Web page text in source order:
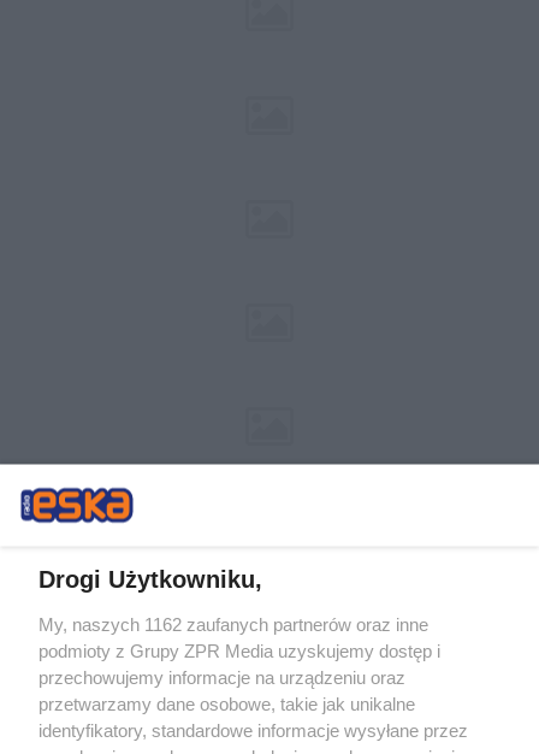
Żaden utwór zamieszczony w serwisie nie może być powielany i
rozpowszechniany lub dalej rozpowszechniany w jakikolwiek sposób (w
tym także elektroniczny lub mechaniczny) na jakimkolwiek polu
eksploatacji w jakiejkolwiek formie, włącznie z umieszczaniem w Internecie
bez pisemnej zgody właściciela praw. Jakiekolwiek użycie lub
wykorzystanie utworów w całości lub w części z naruszeniem prawa, tzn.
bez właściwej zgody, jest zabronione pod groźbą kary i może być ścigane
Drogi Użytkowniku,
My, naszych 1162 zaufanych partnerów oraz inne
podmioty z Grupy ZPR Media uzyskujemy dostęp i
przechowujemy informacje na urządzeniu oraz
przetwarzamy dane osobowe, takie jak unikalne
identyfikatory, standardowe informacje wysyłane przez